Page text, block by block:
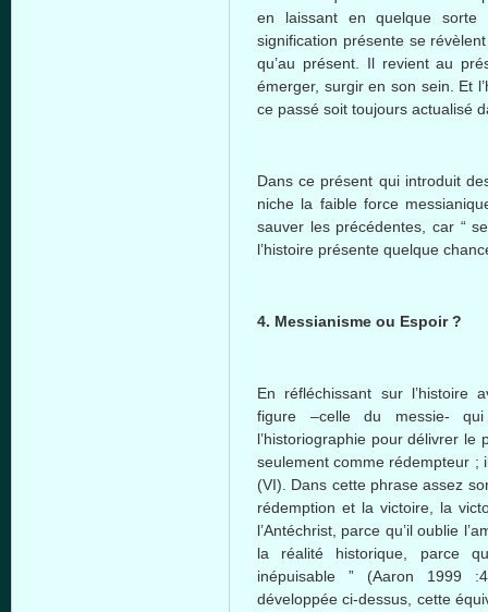
en laissant en quelque
signification présente se
qu’au présent. Il revient au
émerger, surgir en son sein. Et
ce passé soit toujours actualisé
Dans ce présent qui introduit
niche la faible force
sauver les précédentes, car “
l’histoire présente quelque
4. Messianisme ou Espoir ?
En réfléchissant sur l’histoire
figure –celle du messie-
l’historiographie pour délivrer le
seulement comme rédempteur ;
(VI). Dans cette phrase assez
rédemption et la victoire, la
l’Antéchrist, parce qu’il oublie
la réalité historique, parce
inépuisable ” (Aaron 1999
développée ci-dessus, cette